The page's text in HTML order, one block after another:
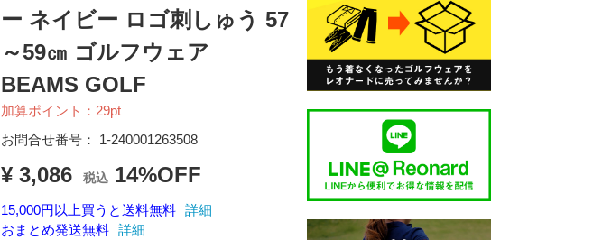
ー ネイビー ロゴ刺しゅう 57
～59㎝ ゴルフウェア
BEAMS GOLF
加算ポイント： 29pt
お問合せ番号： 1-240001263508
¥ 3,086 税込 14%OFF
15,000円以上買うと送料無料 詳細
おまとめ発送無料 詳細